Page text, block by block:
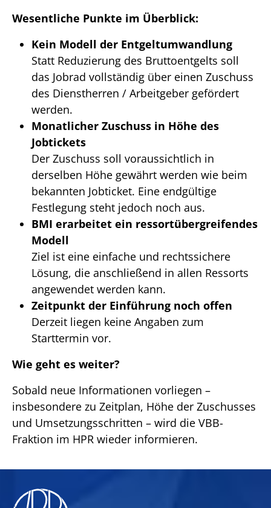
Wesentliche Punkte im Überblick:
Kein Modell der Entgeltumwandlung
Statt Reduzierung des Bruttoentgelts soll
das Jobrad vollständig über einen Zuschuss
des Dienstherren / Arbeitgeber gefördert
werden.
Monatlicher Zuschuss in Höhe des
Jobtickets
Der Zuschuss soll voraussichtlich in
derselben Höhe gewährt werden wie beim
bekannten Jobticket. Eine endgültige
Festlegung steht jedoch noch aus.
BMI erarbeitet ein ressortübergreifendes
Modell
Ziel ist eine einfache und rechtssichere
Lösung, die anschließend in allen Ressorts
angewendet werden kann.
Zeitpunkt der Einführung noch offen
Derzeit liegen keine Angaben zum
Starttermin vor.
Wie geht es weiter?
Sobald neue Informationen vorliegen –
insbesondere zu Zeitplan, Höhe der Zuschusses
und Umsetzungsschritten – wird die VBB-
Fraktion im HPR wieder informieren.